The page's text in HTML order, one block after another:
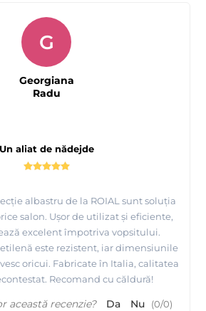
Un aliat de nădejde
albastru de la ROIAL sunt soluția
salon. Ușor de utilizat și eficiente,
excelent împotriva vopsitului.
este rezistent, iar dimensiunile
oricui. Fabricate în Italia, calitatea
Recomand cu căldură!
G
Georgiana
Radu
această recenzie? Da Nu (0/0)